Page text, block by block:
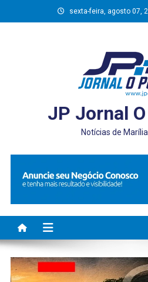
to
sexta-feira, agosto 07,
JP Jornal
Notícias de